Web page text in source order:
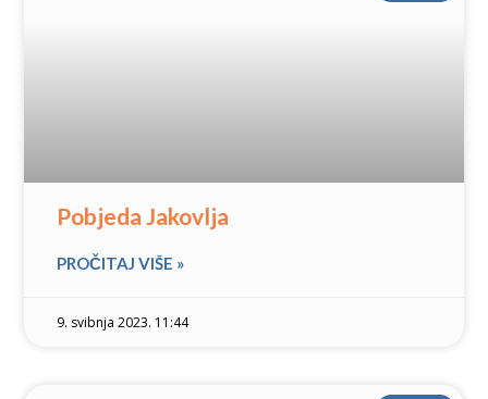
Pobjeda Jakovlja
PROČITAJ VIŠE »
9. svibnja 2023. 11:44